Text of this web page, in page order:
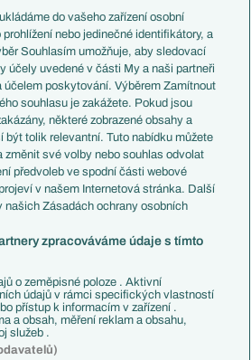
Francie
Itálie
Německo
Španělsko
Argentina
Brazílie
Přestupy
Zápasy
Livescore
Tipovací soutěž
ukládáme do vašeho zařízení osobní
nebo jedinečné identifikátory, a
Souhlasím umožňuje, aby sledovací
účely uvedené v části My a naši partneři
účelem poskytování. Výběrem Zamítnout
souhlasu je zakážete. Pokud jsou
některé zobrazené obsahy a
být tolik relevantní. Tuto nabídku můžete
změnit své volby nebo souhlas odvolat
předvoleb ve spodní části webové
v našem Internetová stránka. Další
našich Zásadách ochrany osobních
zpracováváme údaje s tímto
o zeměpisné poloze . Aktivní
údajů v rámci specifických vlastností
přístup k informacím v zařízení .
a obsah, měření reklam a obsahu,
služeb .